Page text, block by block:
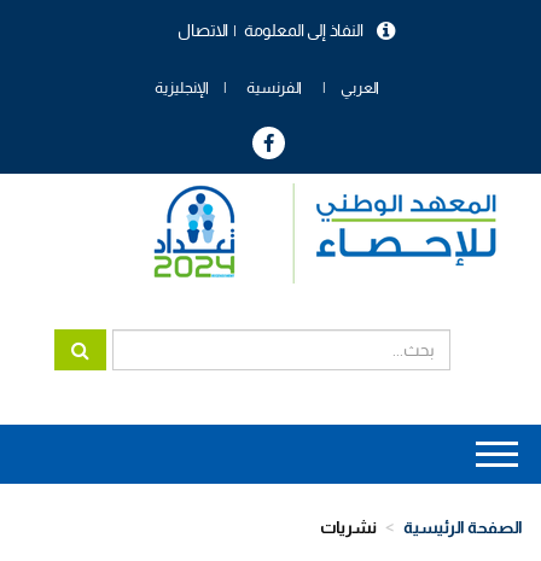
الاتصال النفاذ إلى المعلومة
العربي الفرنسية الإنجليزية
Main
navigation
الصفحة الرئيسية نشريات